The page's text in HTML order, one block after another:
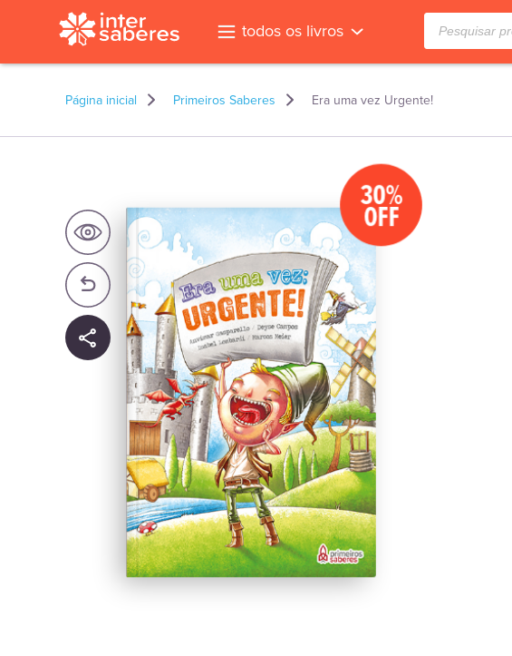
todos os livros
Pesquisar
produtos
Página inicial Primeiros Saberes Era uma vez Urgente!
30%
OFF